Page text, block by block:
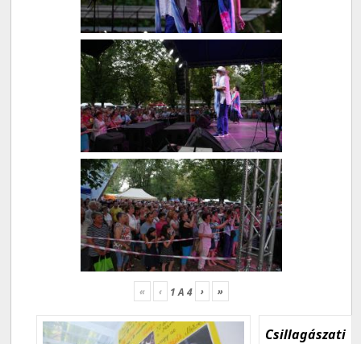
« ‹ 1A 4 › »
Csillagászati